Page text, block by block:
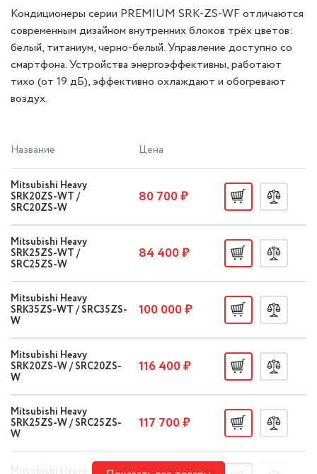
Кондиционеры серии PREMIUM SRK-ZS-WF отличаются
современным дизайном внутренних блоков трёх цветов:
белый, титаниум, черно-белый. Управление доступно со
смартфона. Устройства энергоэффективны, работают
тихо (от 19 дБ), эффективно охлаждают и обогревают
воздух.
Название Цена
Mitsubishi Heavy
SRK20ZS-WT /
SRC20ZS-W
80 700 ₽
Mitsubishi Heavy
SRK25ZS-WT /
SRC25ZS-W
84 400 ₽
Mitsubishi Heavy
SRK35ZS-WT / SRC35ZS-
W
100 000 ₽
Mitsubishi Heavy
SRK20ZS-W / SRC20ZS-
W
116 400 ₽
Mitsubishi Heavy
SRK25ZS-W / SRC25ZS-
W
117 700 ₽